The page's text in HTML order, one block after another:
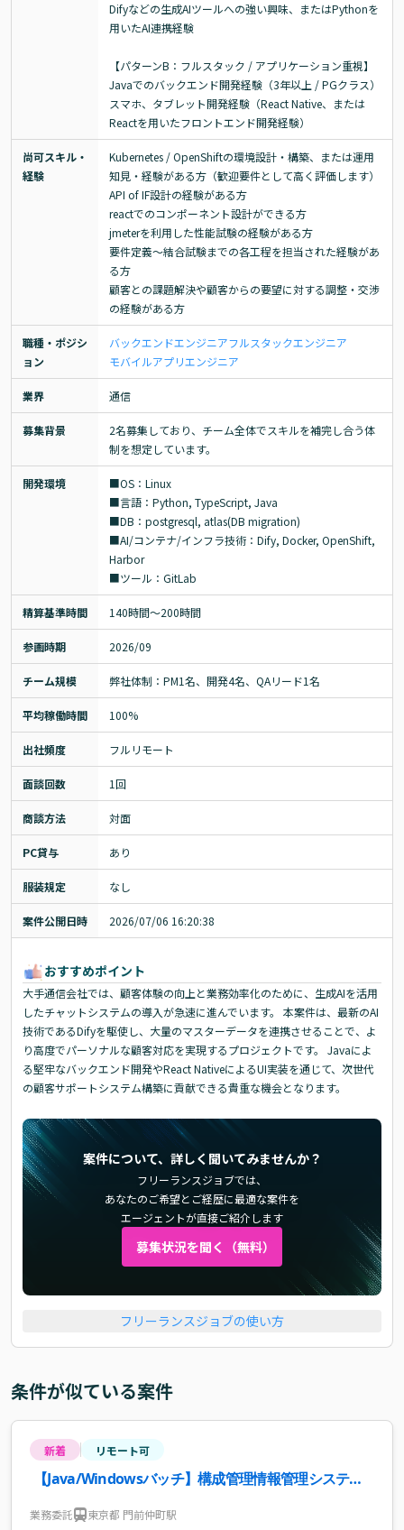
Difyなどの生成AIツールへの強い興味、またはPythonを
用いたAI連携経験
【パターンB：フルスタック / アプリケーション重視】
Javaでのバックエンド開発経験（3年以上 / PGクラス）
スマホ、タブレット開発経験（React Native、または
Reactを用いたフロントエンド開発経験）
尚可スキル・
経験
Kubernetes / OpenShiftの環境設計・構築、または運用
知見・経験がある方（歓迎要件として高く評価します）
API of IF設計の経験がある方
reactでのコンポーネント設計ができる方
jmeterを利用した性能試験の経験がある方
要件定義～結合試験までの各工程を担当された経験があ
る方
顧客との課題解決や顧客からの要望に対する調整・交渉
の経験がある方
職種・ポジシ
ョン
バックエンドエンジニアフルスタックエンジニア
モバイルアプリエンジニア
業界 通信
募集背景
2名募集しており、チーム全体でスキルを補完し合う体
制を想定しています。
開発環境
■OS：Linux
■言語：Python, TypeScript, Java
■DB：postgresql, atlas(DB migration)
■AI/コンテナ/インフラ技術：Dify, Docker, OpenShift,
Harbor
■ツール：GitLab
精算基準時間 140時間〜200時間
参画時期 2026/09
チーム規模 弊社体制：PM1名、開発4名、QAリード1名
平均稼働時間 100%
出社頻度 フルリモート
面談回数 1回
商談方法 対面
PC貸与 あり
服装規定 なし
案件公開日時 2026/07/06 16:20:38
おすすめポイント
大手通信会社では、顧客体験の向上と業務効率化のために、生成AIを活用
したチャットシステムの導入が急速に進んでいます。 本案件は、最新のAI
技術であるDifyを駆使し、大量のマスターデータを連携させることで、よ
り高度でパーソナルな顧客対応を実現するプロジェクトです。 Javaによ
る堅牢なバックエンド開発やReact NativeによるUI実装を通じて、次世代
の顧客サポートシステム構築に貢献できる貴重な機会となります。
案件について、詳しく聞いてみませんか？
フリーランスジョブでは、
あなたのご希望とご経歴に最適な案件を
エージェントが直接ご紹介します
募集状況を聞く（無料）
フリーランスジョブの使い方
条件が似ている案件
新着 リモート可
【Java/Windowsバッチ】構成管理情報管理システム
業務委託 東京都 門前仲町駅